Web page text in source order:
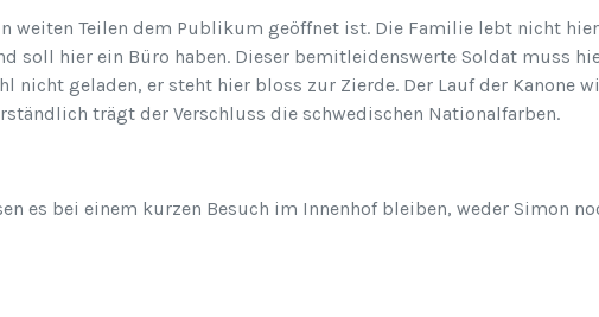
weiten Teilen dem Publikum geöffnet ist. Die Familie lebt nicht
soll hier ein Büro haben. Dieser bemitleidenswerte Soldat muss
nicht geladen, er steht hier bloss zur Zierde. Der Lauf der Kanone
trägt der Verschluss die schwedischen Nationalfarben.
es bei einem kurzen Besuch im Innenhof bleiben, weder Simon